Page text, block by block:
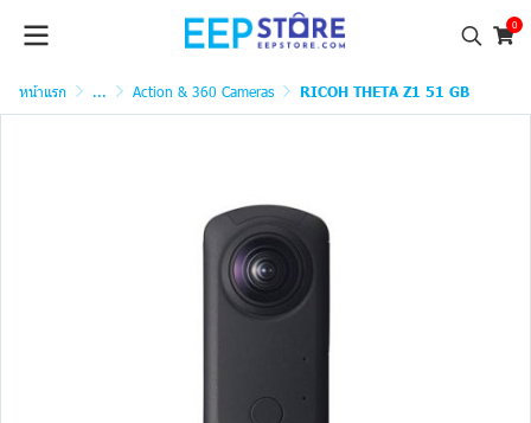
0
หน้าแรก ... Action & 360 Cameras RICOH THETA Z1 51 GB